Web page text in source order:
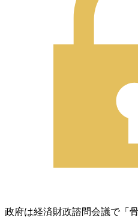
政府は経済財政諮問会議で「